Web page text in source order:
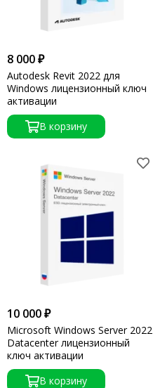
8 000 ₽
Autodesk Revit 2022 для
Windows лицензионный ключ
активации
В корзину
10 000 ₽
Microsoft Windows Server 2022
Datacenter лицензионный
ключ активации
В корзину